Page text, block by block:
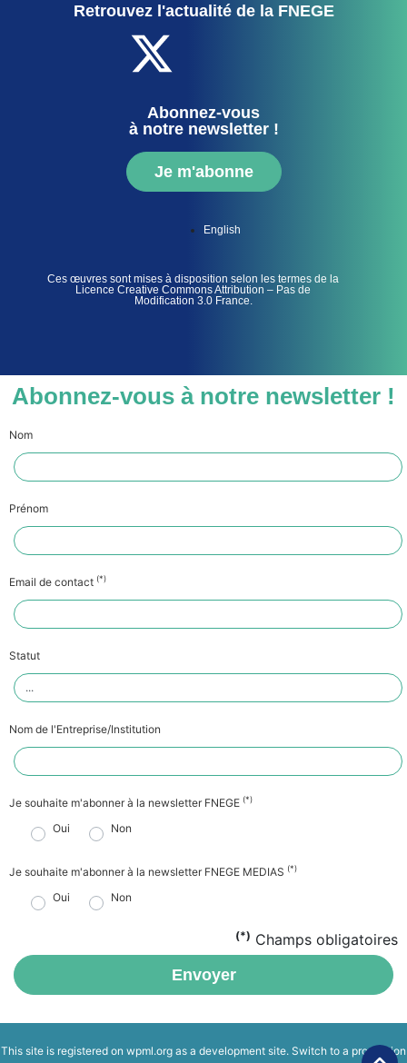
Retrouvez l'actualité de la FNEGE
Abonnez-vous
à notre newsletter !
Je m'abonne
English
Ces œuvres sont mises à disposition selon les termes de la
Licence Creative Commons Attribution – Pas de
Modification 3.0 France.
Abonnez-vous à notre newsletter !
Nom
Prénom
Email de contact (*)
Statut
Nom de l'Entreprise/Institution
Je souhaite m'abonner à la newsletter FNEGE (*)
Oui Non
Je souhaite m'abonner à la newsletter FNEGE MEDIAS (*)
Oui Non
(*) Champs obligatoires
Envoyer
This site is registered on wpml.org as a development site. Switch to a production